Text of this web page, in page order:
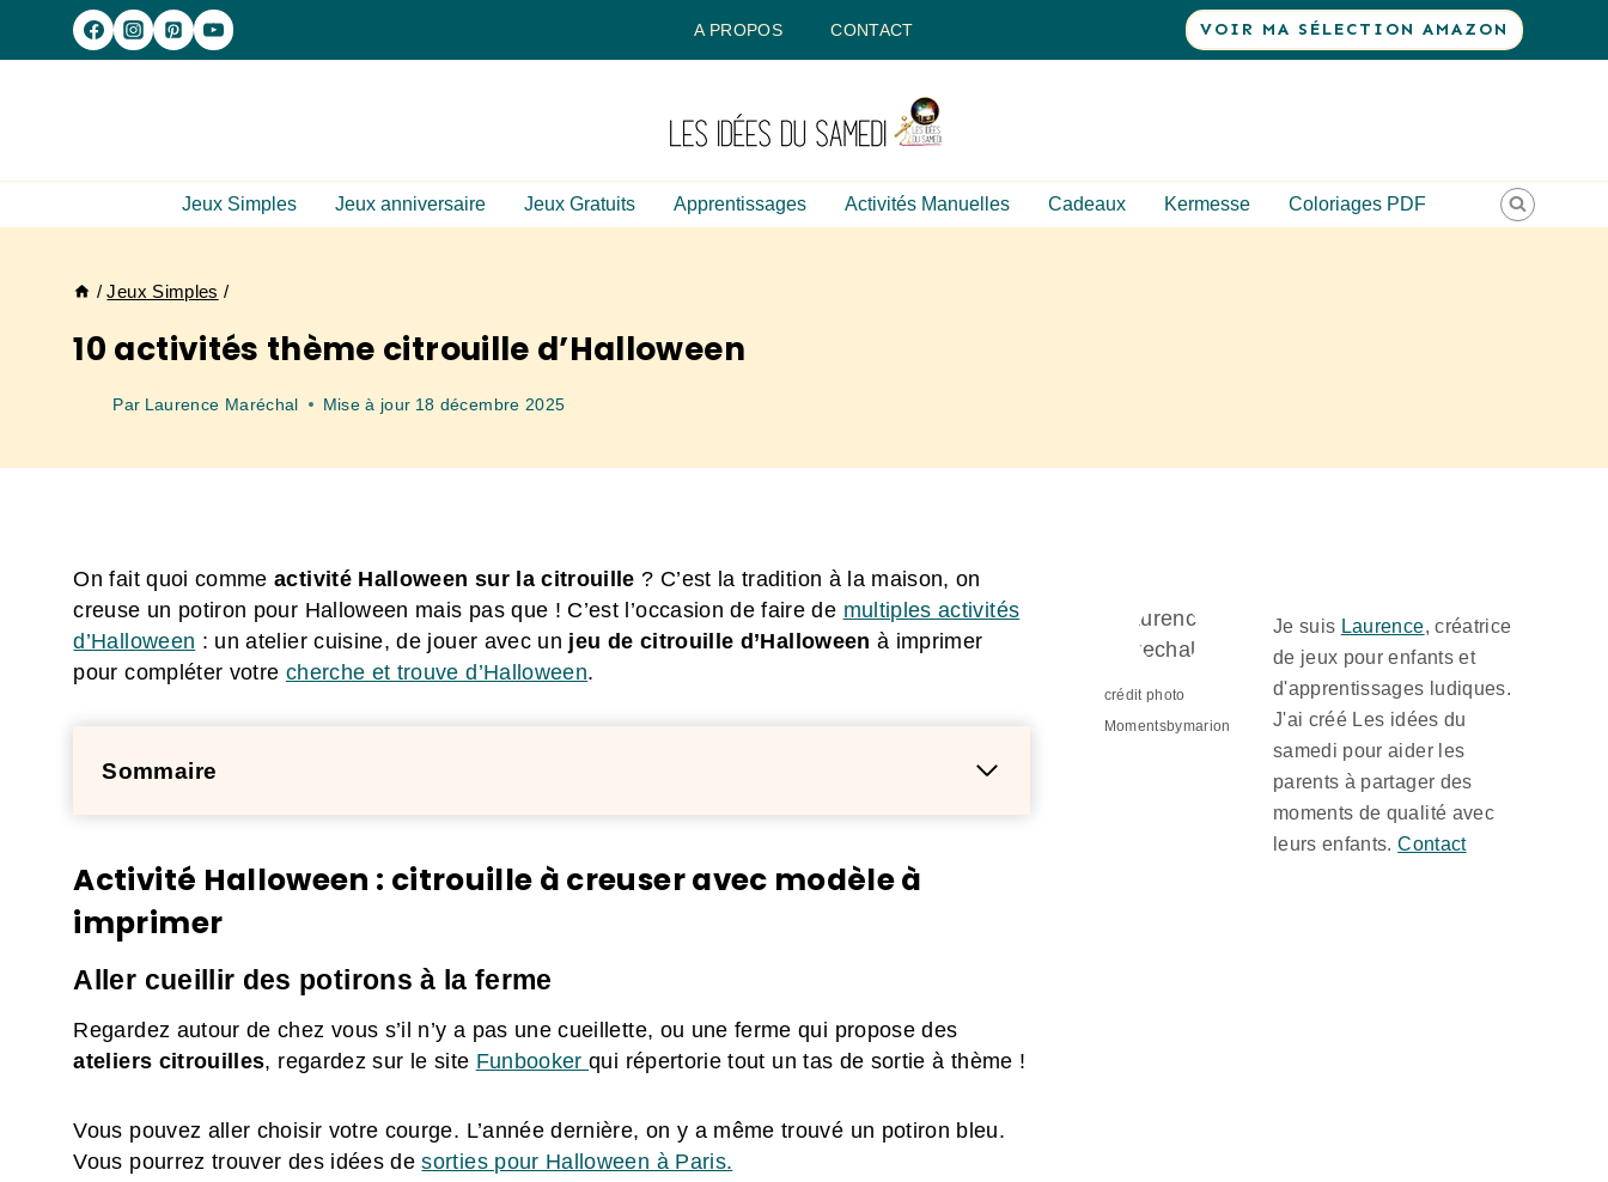
A PROPOS CONTACT VOIR MA SÉLECTION AMAZON
Jeux Simples Jeux anniversaire Jeux Gratuits Apprentissages Activités Manuelles Cadeaux Kermesse Coloriages PDF
/ Jeux Simples /
10 activités thème citrouille d’Halloween
Par Laurence Maréchal Mise à jour 18 décembre 2025
On fait quoi commeactivité Halloween sur la citrouille? C’est la tradition à la maison, on
creuse un potiron pour Halloween mais pas que ! C’est l’occasion de faire de multiples activités
d’Halloween : un atelier cuisine, de jouer avec un jeu de citrouille d’Halloween à imprimer
pour compléter votre cherche et trouve d’Halloween.
Sommaire
Activité Halloween : citrouille à creuser avec modèle à
imprimer
Aller cueillir des potirons à la ferme
Regardez autour de chez vous s’il n’y a pas une cueillette, ou une ferme qui propose des
ateliers citrouilles, regardez sur le site Funbookerqui répertorie tout un tas de sortie à thème !
Vous pouvez aller choisir votre courge. L’année dernière, on y a même trouvé un potiron bleu.
Vous pourrez trouver des idées desorties pour Halloween à Paris.
crédit photo
Momentsbymarion
Je suis Laurence, créatrice
de jeux pour enfants et
d'apprentissages ludiques.
J'ai créé Les idées du
samedi pour aider les
parents à partager des
moments de qualité avec
leurs enfants.Contact